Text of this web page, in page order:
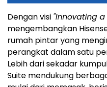
Dengan visi "Innovating a
mengembangkan
rumah pintar yang
perangkat dalam satu
Lebih dari sekadar
Suite mendukung